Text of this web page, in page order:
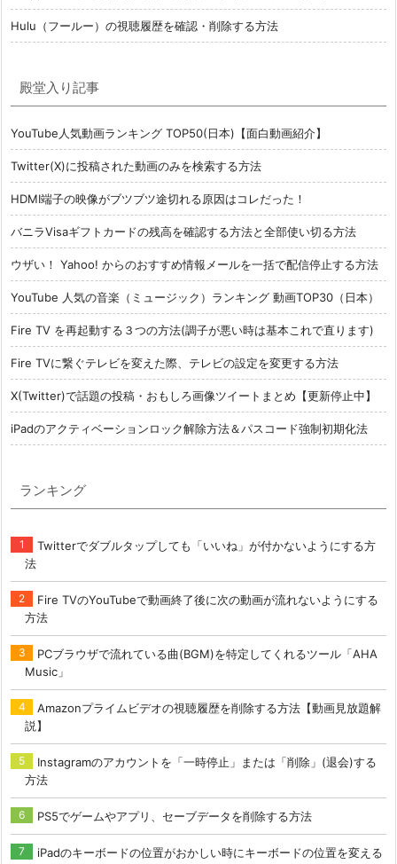
Hulu（フールー）の視聴履歴を確認・削除する方法
殿堂入り記事
YouTube人気動画ランキング TOP50(日本)【面白動画紹介】
Twitter(X)に投稿された動画のみを検索する方法
HDMI端子の映像がブツブツ途切れる原因はコレだった！
バニラVisaギフトカードの残高を確認する方法と全部使い切る方法
ウザい！ Yahoo! からのおすすめ情報メールを一括で配信停止する方法
YouTube 人気の音楽（ミュージック）ランキング 動画TOP30（日本）
Fire TV を再起動する３つの方法(調子が悪い時は基本これで直ります)
Fire TVに繋ぐテレビを変えた際、テレビの設定を変更する方法
X(Twitter)で話題の投稿・おもしろ画像ツイートまとめ【更新停止中】
iPadのアクティベーションロック解除方法＆パスコード強制初期化法
ランキング
Twitterでダブルタップしても「いいね」が付かないようにする方
法
Fire TVのYouTubeで動画終了後に次の動画が流れないようにする
方法
PCブラウザで流れている曲(BGM)を特定してくれるツール「AHA
Music」
Amazonプライムビデオの視聴履歴を削除する方法【動画見放題解
説】
Instagramのアカウントを「一時停止」または「削除」(退会)する
方法
PS5でゲームやアプリ、セーブデータを削除する方法
iPadのキーボードの位置がおかしい時にキーボードの位置を変える